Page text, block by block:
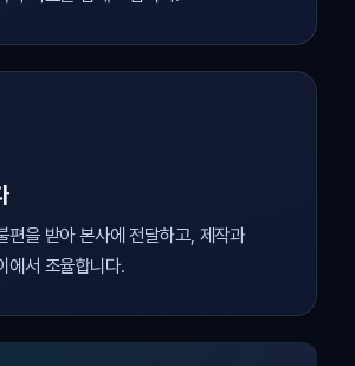
편을 받아 본사에 전달하고, 제작과
에서 조율합니다.